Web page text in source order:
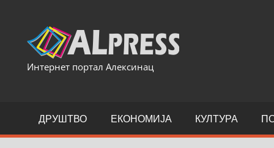
content
Интернет портал Алексинац
ДРУШТВО ЕКОНОМИЈА КУЛТУРА